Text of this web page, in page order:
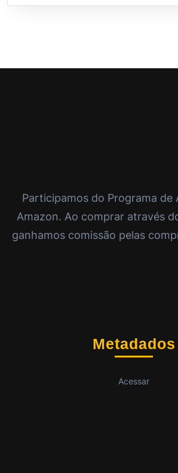
Participamos do Programa de
Amazon. Ao comprar através
ganhamos comissão pelas
Metadados
Acessar